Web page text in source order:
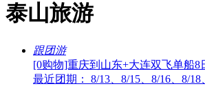
泰山旅游
跟团游
[0购物]重庆到山东+大连双飞单船8
最近团期： 8/13、8/15、8/16、8/18